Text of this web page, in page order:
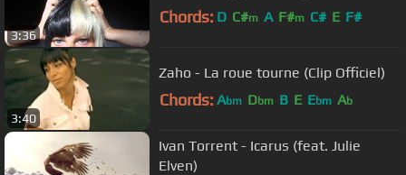
3:36
Chords: D C#m A F#m C# E F#
3:40
Zaho - La roue tourne (Clip Officiel)
Chords: Abm Dbm B E Ebm Ab
Ivan Torrent - Icarus (feat. Julie
Elven)